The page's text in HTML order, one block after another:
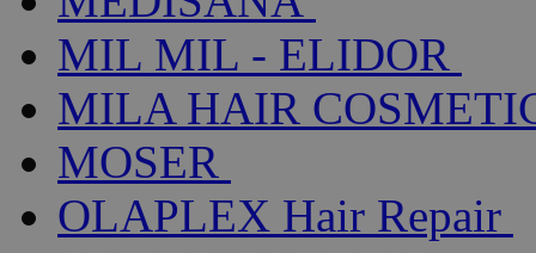
MIL MIL - ELIDOR
MILA HAIR
MOSER
OLAPLEX Hair Repair